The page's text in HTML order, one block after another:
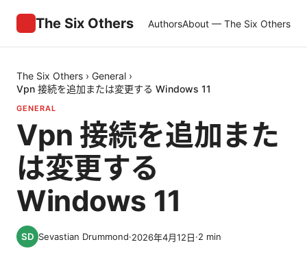
The Six Others AuthorsAbout — The Six Others
The Six Others › General ›
Vpn 接続を追加または変更する Windows 11
GENERAL
Vpn 接続を追加また
は変更する
Windows 11
Sevastian Drummond·2026年4月12日·2 min